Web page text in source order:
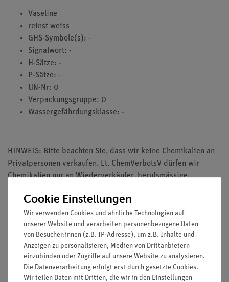
Vaseline
reinst weiss
GHS-Symbole(s): -
Signalwort: -
H-Sätze: -
P-Sätze: -
UN-Nr: 0
Verpackungsgruppe: 0
Wassergefährdungsklasse: -
HINWEIS: Bitte beachten Sie, dass wir keine Chemikalien an
Privatpersonen verkaufen. Lt. ChemVerbotsV dürfen wir
Chemikalien nur an Wiederverkäufer, berufsmässige
Lehranstalten abgeben.
Media / Downloads
Cookie Einstellungen
Wir verwenden Cookies und ähnliche Technologien auf
unserer Website und verarbeiten personenbezogene Daten
von Besucher:innen (z.B. IP-Adresse), um z.B. Inhalte und
Anzeigen zu personalisieren, Medien von Drittanbietern
einzubinden oder Zugriffe auf unsere Website zu analysieren.
Die Datenverarbeitung erfolgt erst durch gesetzte Cookies.
Wir teilen Daten mit Dritten, die wir in den Einstellungen